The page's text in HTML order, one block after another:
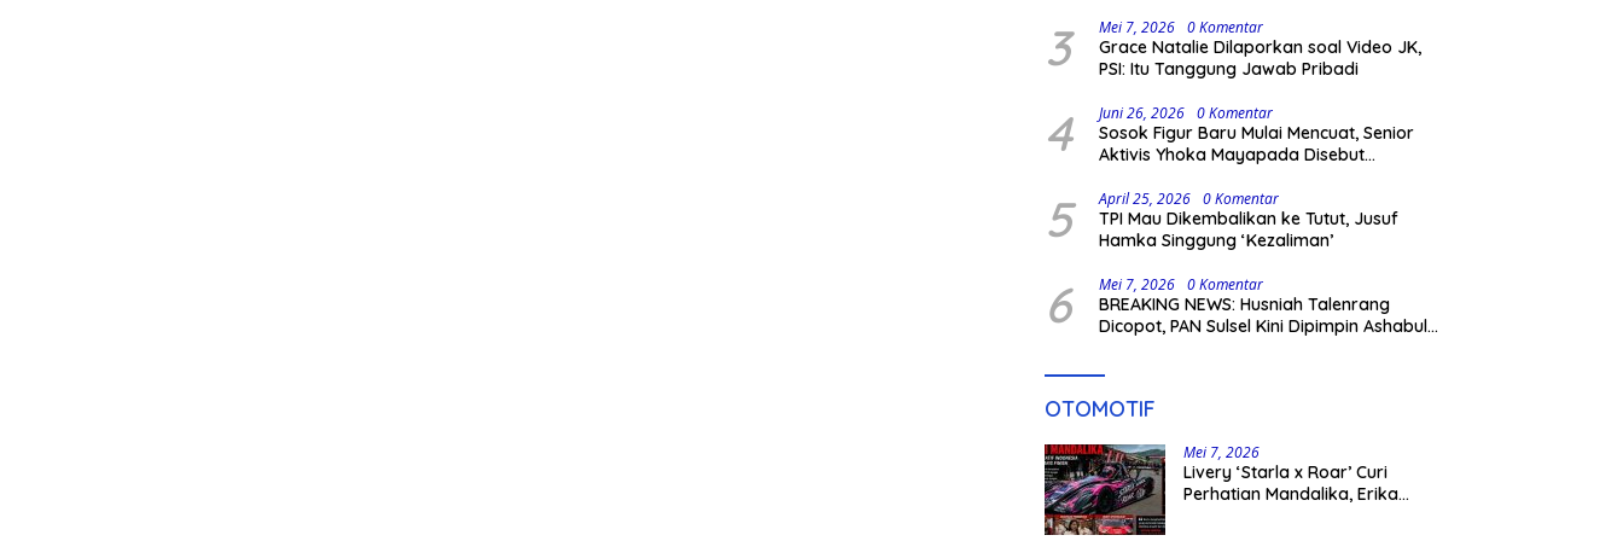
3 Mei 7, 2026 0 Komentar
Grace Natalie Dilaporkan soal Video JK,
PSI: Itu Tanggung Jawab Pribadi
4 Juni 26, 2026 0 Komentar
Sosok Figur Baru Mulai Mencuat, Senior
Aktivis Yhoka Mayapada Disebut
pada Pilkada 2029
5 April 25, 2026 0 Komentar
TPI Mau Dikembalikan ke Tutut, Jusuf
Hamka Singgung ‘Kezaliman’
6 Mei 7, 2026 0 Komentar
BREAKING NEWS: Husniah Talenrang
Dicopot, PAN Sulsel Kini Dipimpin Ashabul
OTOMOTIF
Mei 7, 2026
Livery ‘Starla x Roar’ Curi
Perhatian Mandalika, Erika